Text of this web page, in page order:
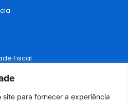
site para fornecer a experiência
Fiscal